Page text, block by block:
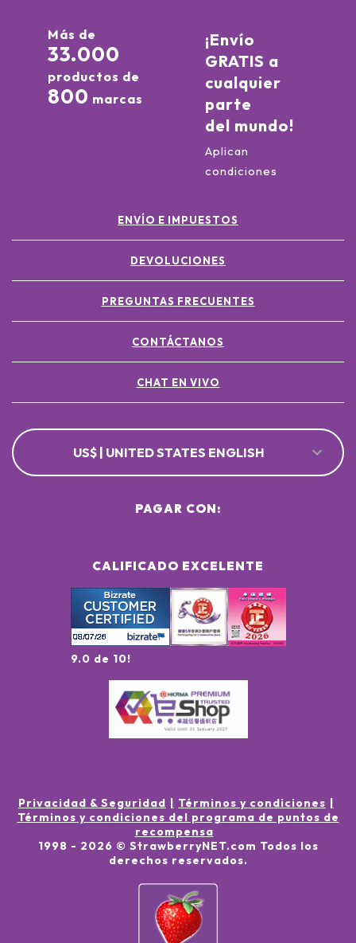
Más de
33.000
productos de
800 marcas
¡Envío
GRATIS a
cualquier
parte
del mundo!
Aplican
condiciones
ENVÍO E IMPUESTOS
DEVOLUCIONES
PREGUNTAS FRECUENTES
CONTÁCTANOS
CHAT EN VIVO
US$ | UNITED STATES ENGLISH
CALIFICADO EXCELENTE
9.0 de 10!
PAGAR CON:
Privacidad & Seguridad
Términos y condiciones
Términos y condiciones del programa de puntos de
recompensa
1998 - 2026 © StrawberryNET.com Todos los
derechos reservados.